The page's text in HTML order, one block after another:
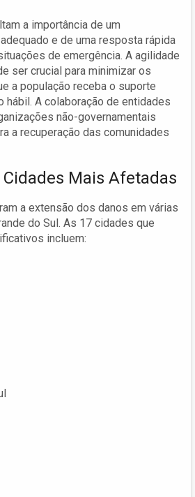
a importância de um
e de uma resposta rápida
de emergência. A agilidade
ser crucial para minimizar os
a população receba o suporte
hábil. A colaboração de entidades
não-governamentais
a recuperação das comunidades
Mais Afetadas
a extensão dos danos em várias
do Sul. As 17 cidades que
incluem: